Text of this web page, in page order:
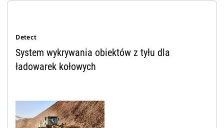
Detect
System wykrywania obiektów z tyłu dla
ładowarek kołowych